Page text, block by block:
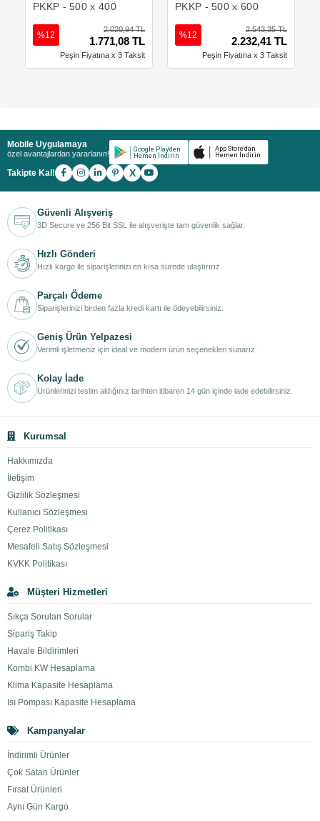
PKKP - 500 x 400
2.020,94 TL
1.771,08 TL
%12
Peşin Fiyatına x 3 Taksit
PKKP - 500 x 600
2.543,35 TL
2.232,41 TL
%12
Peşin Fiyatına x 3 Taksit
Mobile Uygulamaya
özel avantajlardan yararlanın!
Takipte Kal! X
Güvenli Alışveriş
3D Secure ve 256 Bit SSL ile alışverişte tam güvenlik sağlar.
Hızlı Gönderi
Hızlı kargo ile siparişlerinizi en kısa sürede ulaştırırız.
Parçalı Ödeme
Siparişlerinizi birden fazla kredi kartı ile ödeyebilirsiniz.
Geniş Ürün Yelpazesi
Verimli işletmeniz için ideal ve modern ürün seçenekleri sunarız.
Kolay İade
Ürünlerinizi teslim aldığınız tarihten itibaren 14 gün içinde iade edebilirsiniz.
Kurumsal
Hakkımızda
İletişim
Gizlilik Sözleşmesi
Kullanıcı Sözleşmesi
Çerez Politikası
Mesafeli Satış Sözleşmesi
KVKK Politikası
Müşteri Hizmetleri
Sıkça Sorulan Sorular
Sipariş Takip
Havale Bildirimleri
Kombi KW Hesaplama
Klima Kapasite Hesaplama
Isı Pompası Kapasite Hesaplama
Kampanyalar
İndirimli Ürünler
Çok Satan Ürünler
Fırsat Ürünleri
Aynı Gün Kargo